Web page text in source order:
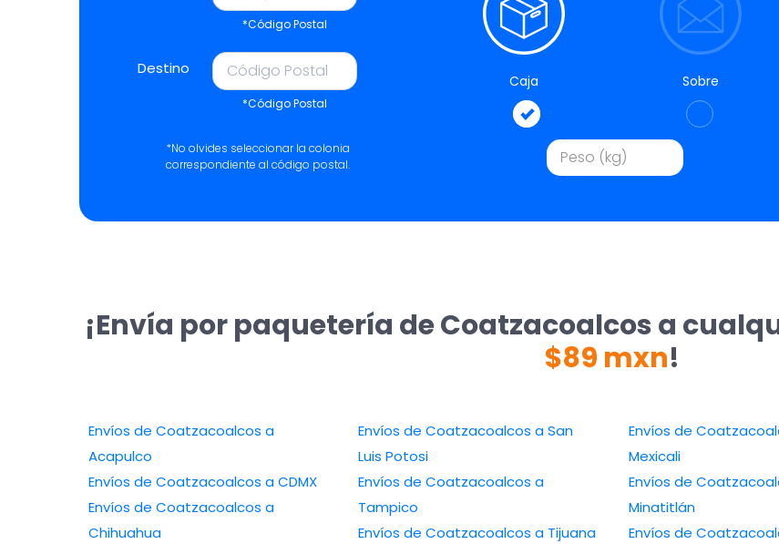
*Código Postal
Destino
*Código Postal
*No olvides seleccionar la colonia
correspondiente al código postal.
Caja Sobre
¡Envía por paquetería de Coatzacoalcos a
$89 mxn!
Envíos de Coatzacoalcos a
Acapulco
Envíos de Coatzacoalcos a CDMX
Envíos de Coatzacoalcos a
Chihuahua
Envíos de Coatzacoalcos a San
Luis Potosi
Envíos de Coatzacoalcos a
Tampico
Envíos de Coatzacoalcos a Tijuana
Envíos de
Mexicali
Envíos de
Minatitlán
Envíos de